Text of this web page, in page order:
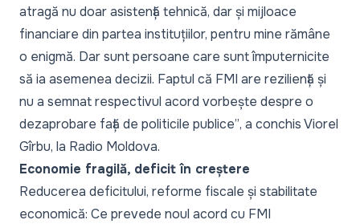
atragă nu doar asistență tehnică, dar și mijloace
financiare din partea instituțiilor, pentru mine rămâne
o enigmă. Dar sunt persoane care sunt împuternicite
să ia asemenea decizii. Faptul că FMI are reziliență și
nu a semnat respectivul acord vorbește despre o
dezaprobare față de politicile publice”, a conchis Viorel
Gîrbu, la Radio Moldova.
Economie fragilă, deficit în creștere
Reducerea deficitului, reforme fiscale și stabilitate
economică: Ce prevede noul acord cu FMI